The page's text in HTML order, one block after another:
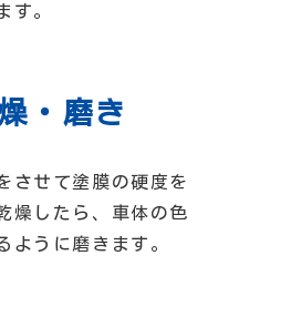
す。
・磨き
させて塗膜の硬度を
燥したら、車体の色
ように磨きます。